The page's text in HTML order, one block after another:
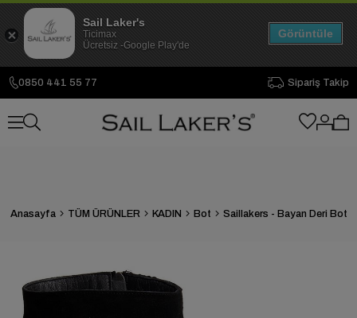
0850 441 55 77 Sipariş Takip
Anasayfa TÜM ÜRÜNLER KADIN Bot Saillakers - Bayan Deri Bot
Sail Laker's
Ticimax
Ücretsiz -Google Play'de
Görüntüle